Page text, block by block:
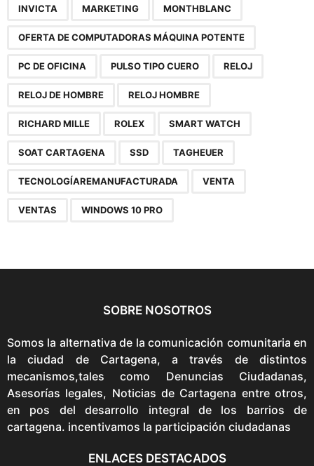
INVICTA MARKETING MONTHBLANC
OFERTA DE COMPUTADORAS MÁQUINA POTENTE
PC DE OFICINA PULSO TIPO CUERO RELOJ
RELOJ DE HOMBRE RELOJ HOMBRE
RICHARD MILLE ROLEX SMART WATCH
SOAT CARTAGENA SSD TAGHEUER
TECNOLOGÍAREMANUFACTURADA VENTA
VENTAS WINDOWS 10 PRO
SOBRE NOSOTROS
Somos la alternativa de la comunicación comunitaria en
la ciudad de Cartagena, a través de distintos
mecanismos,tales como Denuncias Ciudadanas,
Asesorías legales, Noticias de Cartagena entre otros,
en pos del desarrollo integral de los barrios de
cartagena. incentivamos la participación ciudadanas
ENLACES DESTACADOS